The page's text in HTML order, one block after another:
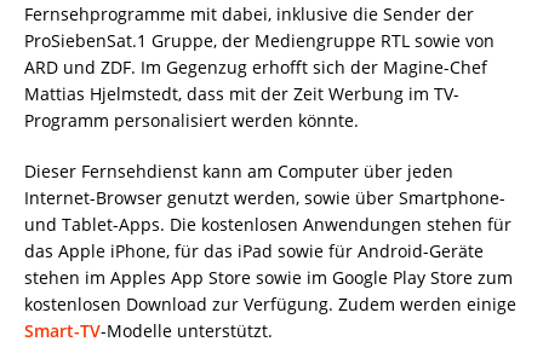
Fernsehprogramme mit dabei, inklusive die Sender der
ProSiebenSat.1 Gruppe, der Mediengruppe RTL sowie von
ARD und ZDF. Im Gegenzug erhofft sich der Magine-Chef
Mattias Hjelmstedt, dass mit der Zeit Werbung im TV-
Programm personalisiert werden könnte.
Dieser Fernsehdienst kann am Computer über jeden
Internet-Browser genutzt werden, sowie über Smartphone-
und Tablet-Apps. Die kostenlosen Anwendungen stehen für
das Apple iPhone, für das iPad sowie für Android-Geräte
stehen im Apples App Store sowie im Google Play Store zum
kostenlosen Download zur Verfügung. Zudem werden einige
Smart-TV-Modelle unterstützt.